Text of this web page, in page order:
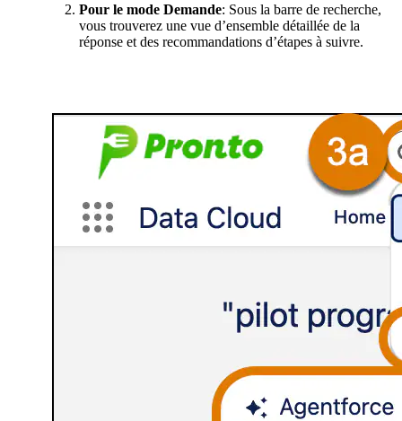
Pour le mode Demande: Sous la barre de recherche,
vous trouverez une vue d’ensemble détaillée de la
réponse et des recommandations d’étapes à suivre.